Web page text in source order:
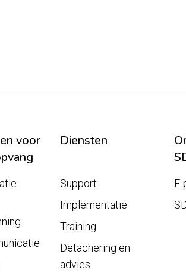
voor
Diensten
Support
Implementatie
Training
Detachering en
advies